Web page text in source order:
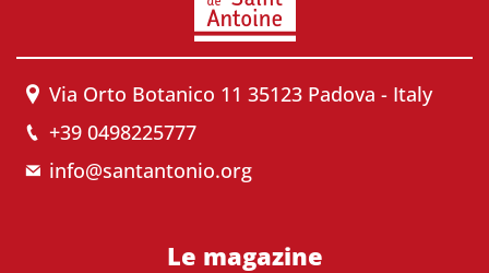
Via Orto Botanico 11 35123 Padova - Italy
+39 0498225777
info@santantonio.org
Le magazine